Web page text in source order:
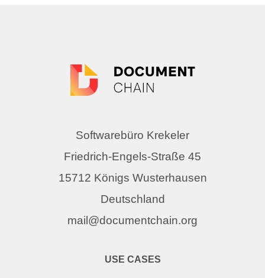
Softwarebüro Krekeler
Friedrich-Engels-Straße 45
15712 Königs Wusterhausen
Deutschland
mail@documentchain.org
USE CASES